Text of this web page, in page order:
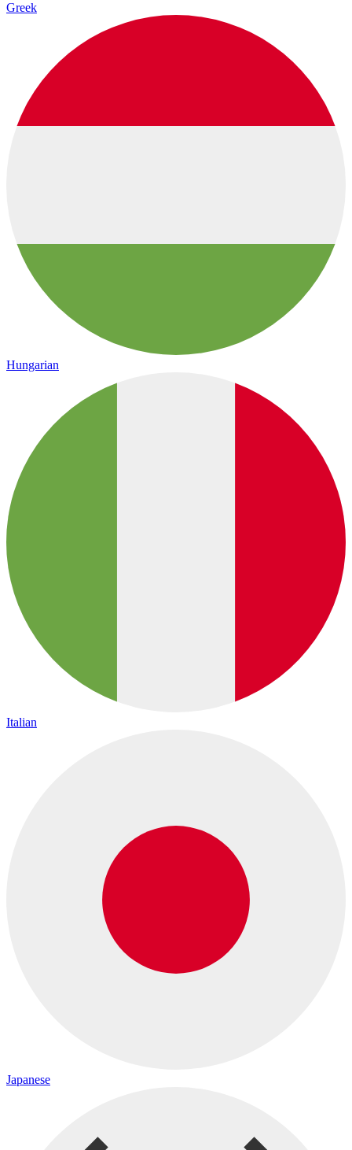
Greek
Hungarian
Italian
Japanese